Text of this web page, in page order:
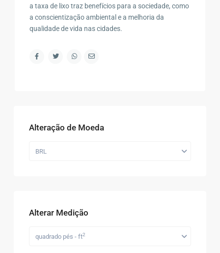
a taxa de lixo traz benefícios para a sociedade, como
a conscientização ambiental e a melhoria da
qualidade de vida nas cidades.
Alteração de Moeda
BRL
Alterar Medição
quadrado pés - ft2